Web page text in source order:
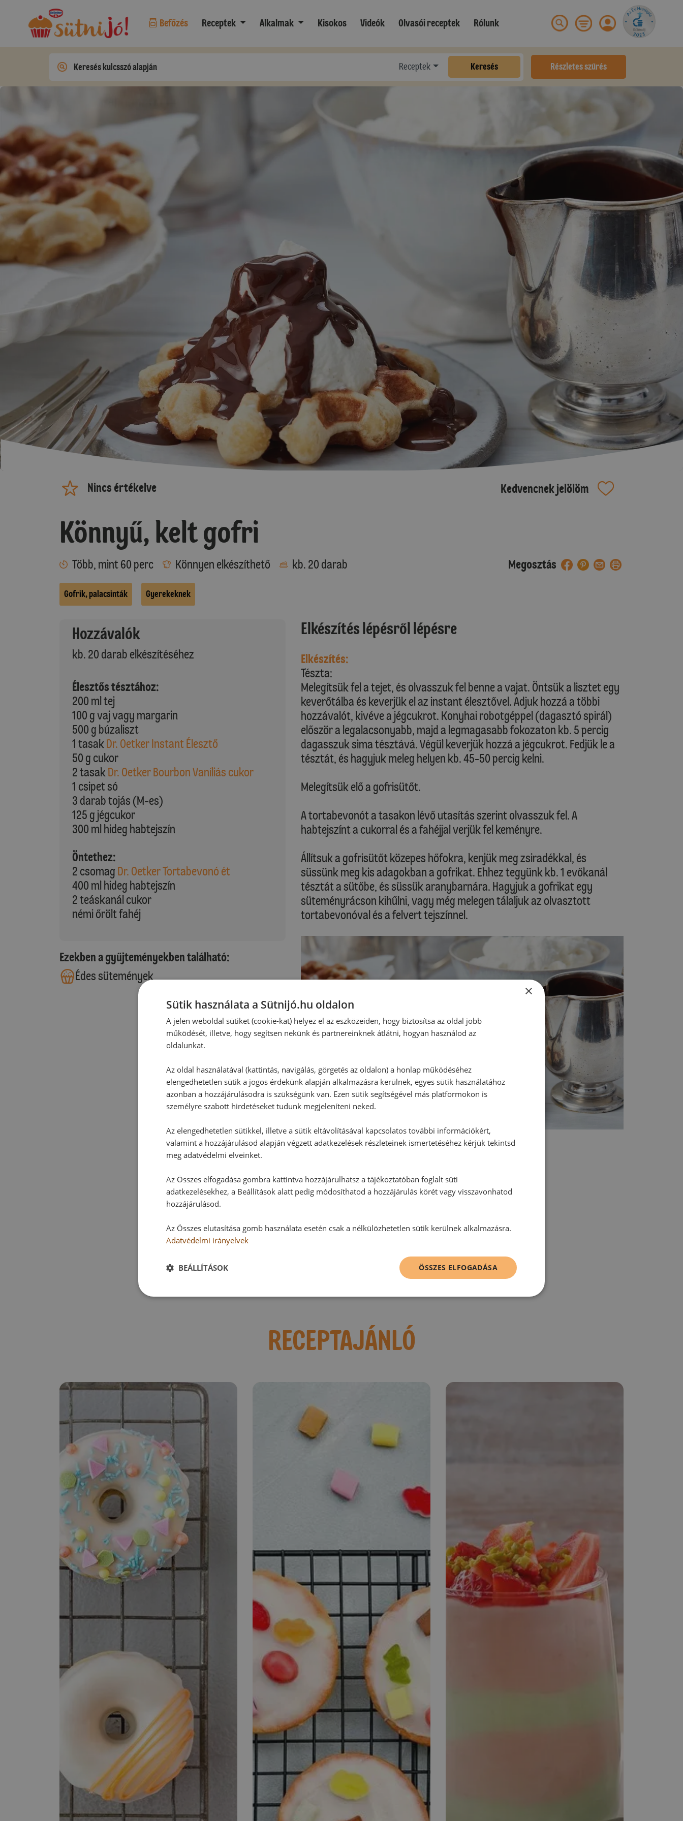
Befőzés Receptek Alkalmak Kisokos Videók Olvasói receptek Rólunk
Receptek Keresés Részletes szűrés
Nincs értékelve Kedvencnek jelölöm
Könnyű, kelt gofri
Több, mint 60 perc Könnyen elkészíthető kb. 20 darab Megosztás
Gofrik, palacsinták Gyerekeknek
Hozzávalók
kb. 20 darab elkészítéséhez
Élesztős tésztához:
200 ml tej
100 g vaj vagy margarin
500 g búzaliszt
1 tasakDr. Oetker Instant Élesztő
50 g cukor
2 tasakDr. Oetker Bourbon Vaníliás cukor
1 csipet só
3 darab tojás (M-es)
125 g jégcukor
300 ml hideg habtejszín
Öntethez:
2 csomag Dr. Oetker Tortabevonó ét
400 ml hideg habtejszín
2 teáskanál cukor
némi őrölt fahéj
Ezekben a gyűjteményekben található:
Édes sütemények
Elkészítés lépésről lépésre
Elkészítés:
Tészta:
Melegítsük fel a tejet, és olvasszuk fel benne a vajat. Öntsük a lisztet egy
keverőtálba és keverjük el az instant élesztővel. Adjuk hozzá a többi
hozzávalót, kivéve a jégcukrot. Konyhai robotgéppel (dagasztó spirál)
először a legalacsonyabb, majd a legmagasabb fokozaton kb. 5 percig
dagasszuk sima tésztává. Végül keverjük hozzá a jégcukrot. Fedjük le a
tésztát, és hagyjuk meleg helyen kb. 45-50 percig kelni.
Melegítsük elő a gofrisütőt.
A tortabevonót a tasakon lévő utasítás szerint olvasszuk fel. A
habtejszínt a cukorral és a fahéjjal verjük fel keményre.
Állítsuk a gofrisütőt közepes hőfokra, kenjük meg zsiradékkal, és
süssünk meg kis adagokban a gofrikat. Ehhez tegyünk kb. 1 evőkanál
tésztát a sütőbe, és süssük aranybarnára. Hagyjuk a gofrikat egy
süteményrácson kihűlni, vagy még melegen tálaljuk az olvasztott
tortabevonóval és a felvert tejszínnel.
Hozzászólások
Hozzászólás írása
Vélemény írásához, kérjük,jelentkezz be!
RECEPTAJÁNLÓ
×
Sütik használata a Sütnijó.hu oldalon
A jelen weboldal sütiket (cookie-kat) helyez el az eszközeiden, hogy biztosítsa az oldal jobb
működését, illetve, hogy segítsen nekünk és partnereinknek átlátni, hogyan használod az
oldalunkat.
Az oldal használatával (kattintás, navigálás, görgetés az oldalon) a honlap működéséhez
elengedhetetlen sütik a jogos érdekünk alapján alkalmazásra kerülnek, egyes sütik használatához
azonban a hozzájárulásodra is szükségünk van. Ezen sütik segítségével más platformokon is
személyre szabott hirdetéseket tudunk megjeleníteni neked.
Az elengedhetetlen sütikkel, illetve a sütik eltávolításával kapcsolatos további információkért,
valamint a hozzájárulásod alapján végzett adatkezelések részleteinek ismertetéséhez kérjük tekintsd
meg adatvédelmi elveinket.
Az Összes elfogadása gombra kattintva hozzájárulhatsz a tájékoztatóban foglalt süti
adatkezelésekhez, a Beállítások alatt pedig módosíthatod a hozzájárulás körét vagy visszavonhatod
hozzájárulásod.
Az Összes elutasítása gomb használata esetén csak a nélkülözhetetlen sütik kerülnek alkalmazásra.
Adatvédelmi irányelvek
ÖSSZES ELFOGADÁSA
BEÁLLÍTÁSOK